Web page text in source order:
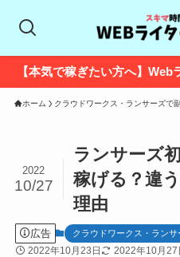
【本気で稼ぎたい方へ】
ホーム クラウドワークス・ランサーズで
ランサーズ
稼げる？違
理由
2022
10/27
広告 クラウドワークス・ランサ
2022年10月23日 2022年10月27